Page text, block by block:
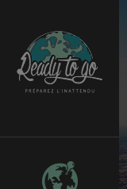
EMPLOIS &
STAGES
BONS PLANS